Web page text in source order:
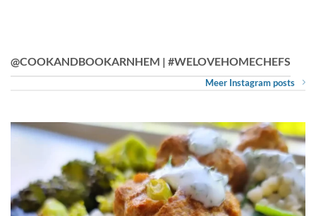
@COOKANDBOOKARNHEM | #WELOVEHOMECHEFS
Meer Instagram posts